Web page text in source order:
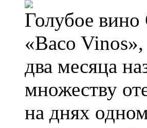
Голубое
«Baco
два месяца
множеству
на днях